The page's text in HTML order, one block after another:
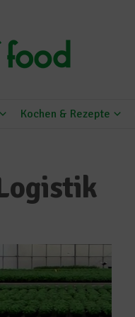
Kochen & Rezepte